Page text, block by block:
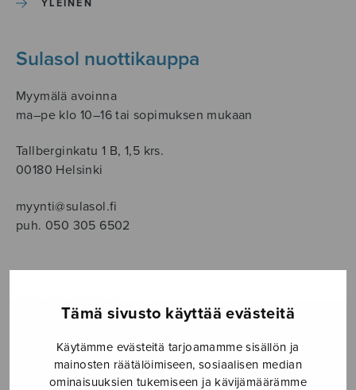
Tämä sivusto käyttää evästeitä
Käytämme evästeitä tarjoamamme sisällön ja
mainosten räätälöimiseen, sosiaalisen median
ominaisuuksien tukemiseen ja kävijämäärämme
YLEINEN
Sulasol nuottikauppa
Myymälä avoinna
ma–pe klo 10–16 tai sopimuksen mukaan
Tallberginkatu 1 B, 1,5 krs.
00180 Helsinki
myynti@sulasol.fi
puh. 050 305 6502